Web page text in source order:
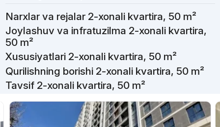
Narxlar va rejalar 2-xonali kvartira, 50 m²
Joylashuv va infratuzilma 2-xonali kvartira,
50 m²
Xususiyatlari 2-xonali kvartira, 50 m²
Qurilishning borishi 2-xonali kvartira, 50 m²
Tavsif 2-xonali kvartira, 50 m²